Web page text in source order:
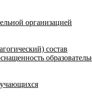
организацией
состав